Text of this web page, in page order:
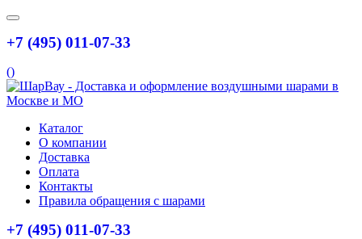
+7 (495) 011-07-33
()
Каталог
О компании
Доставка
Оплата
Контакты
Правила обращения с шарами
+7 (495) 011-07-33